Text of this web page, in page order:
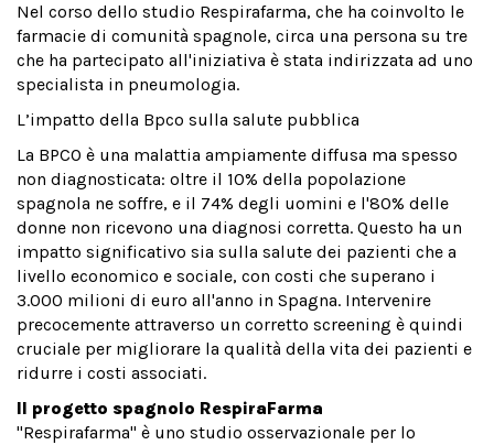
Nel corso dello studio Respirafarma, che ha coinvolto le
farmacie di comunità spagnole, circa una persona su tre
che ha partecipato all'iniziativa è stata indirizzata ad uno
specialista in pneumologia.
L’impatto della Bpco sulla salute pubblica
La BPCO è una malattia ampiamente diffusa ma spesso
non diagnosticata: oltre il 10% della popolazione
spagnola ne soffre, e il 74% degli uomini e l'80% delle
donne non ricevono una diagnosi corretta. Questo ha un
impatto significativo sia sulla salute dei pazienti che a
livello economico e sociale, con costi che superano i
3.000 milioni di euro all'anno in Spagna. Intervenire
precocemente attraverso un corretto screening è quindi
cruciale per migliorare la qualità della vita dei pazienti e
ridurre i costi associati.
Il progetto spagnolo RespiraFarma
"Respirafarma" è uno studio osservazionale per lo